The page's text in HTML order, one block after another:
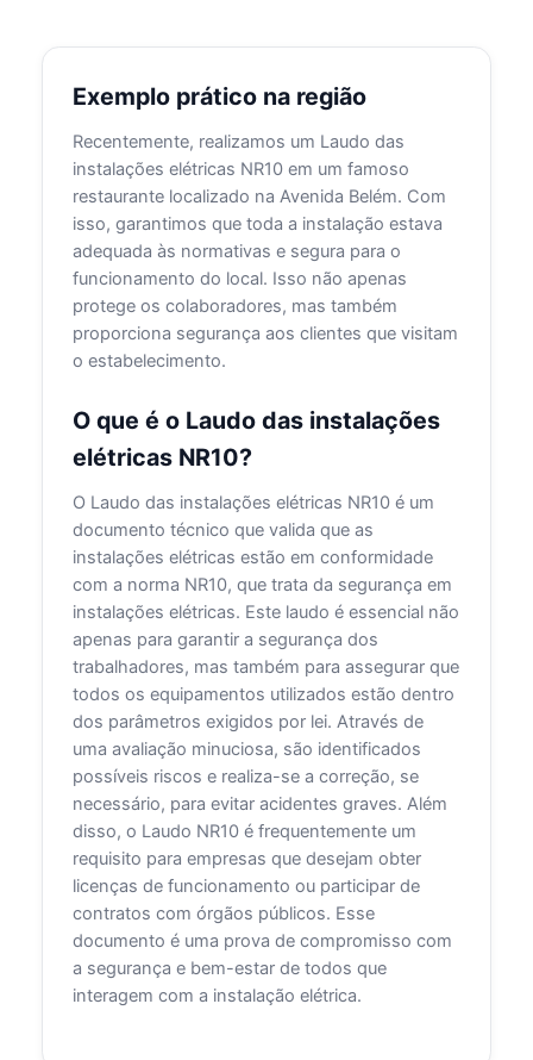
Exemplo prático na região
Recentemente, realizamos um Laudo das
instalações elétricas NR10 em um famoso
restaurante localizado na Avenida Belém. Com
isso, garantimos que toda a instalação estava
adequada às normativas e segura para o
funcionamento do local. Isso não apenas
protege os colaboradores, mas também
proporciona segurança aos clientes que visitam
o estabelecimento.
O que é o Laudo das instalações
elétricas NR10?
O Laudo das instalações elétricas NR10 é um
documento técnico que valida que as
instalações elétricas estão em conformidade
com a norma NR10, que trata da segurança em
instalações elétricas. Este laudo é essencial não
apenas para garantir a segurança dos
trabalhadores, mas também para assegurar que
todos os equipamentos utilizados estão dentro
dos parâmetros exigidos por lei. Através de
uma avaliação minuciosa, são identificados
possíveis riscos e realiza-se a correção, se
necessário, para evitar acidentes graves. Além
disso, o Laudo NR10 é frequentemente um
requisito para empresas que desejam obter
licenças de funcionamento ou participar de
contratos com órgãos públicos. Esse
documento é uma prova de compromisso com
a segurança e bem-estar de todos que
interagem com a instalação elétrica.